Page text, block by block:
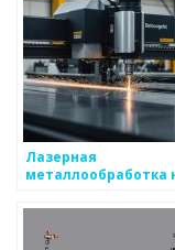
Лазерная
металлообработка
цене в Москве